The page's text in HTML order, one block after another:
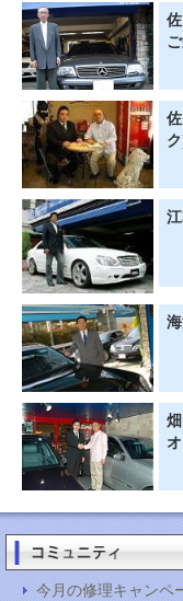
今月の修理キャンペ